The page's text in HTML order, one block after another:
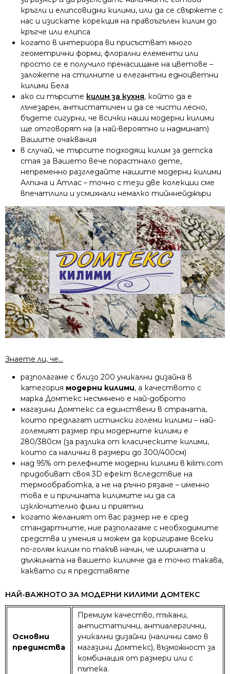
кръгли и елипсовидни килими, или да се свържете с
нас и изискате корекция на правоъгълен килим до
кръгче или елипса
когато в интериора ви присъстват много
геометрични форми, флорални елементи или
просто се е получило пренасищане на цветове –
заложете на стилните и елегантни едноцветни
килими Бела
ако си търсите килим за кухня, който да е
лъчезарен, антистатичен и да се чисти лесно,
бъдете сигурни, че всички наши модерни килими
ще отговорят на (а най-вероятно и надминат)
Вашите очаквания
в случай, че търсите подходящ килим за детска
стая за Вашето вече порастнало дете,
непременно разгледайте нашите модерни килими
Алпина и Атлас – точно с тези две колекции сме
впечатлили и усмихнали немалко тийннейджъри
Знаете ли, че…
разполагаме с близо 200 уникални дизайна в
категория модерни килими, а качеството с
марка Домтекс несъмнено е най-доброто
магазини Домтекс са единствени в страната,
които предлагат истински големи килими – най-
големият размер при модерните килими е
280/380см (за разлика от класическите килими,
които са налични в размери до 300/400см)
над 95% от релефните модерни килими в kilimi.com
придобиват своя 3D ефект вследствие на
термообработка, а не на ръчно рязане – именно
това е и причината килимите ни да са
изключително фини и приятни
когато желаният от вас размер не е сред
стандартните, ние разполагаме с необходимите
средства и умения и можем да коригираме всеки
по-голям килим по такъв начин, че ширината и
дължината на вашето килимче да е точно такава,
каквато си я представяте
НАЙ-ВАЖНОТО ЗА МОДЕРНИ КИЛИМИ ДОМТЕКС
Основни
предимства
Премиум качество, тъкани,
антистатични, антиалергични,
уникални дизайни (налични само в
магазини Домтекс), възможност за
комбинация от размери или с
пътека.